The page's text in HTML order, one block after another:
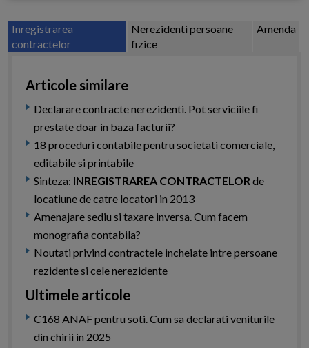
Inregistrarea
contractelor
Nerezidenti persoane
fizice
Amenda
Articole similare
Declarare contracte nerezidenti. Pot serviciile fi
prestate doar in baza facturii?
18 proceduri contabile pentru societati comerciale,
editabile si printabile
Sinteza: INREGISTRAREA CONTRACTELOR de
locatiune de catre locatori in 2013
Amenajare sediu si taxare inversa. Cum facem
monografia contabila?
Noutati privind contractele incheiate intre persoane
rezidente si cele nerezidente
Ultimele articole
C168 ANAF pentru soti. Cum sa declarati veniturile
din chirii in 2025